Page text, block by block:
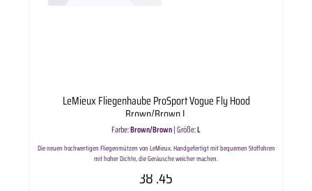
LeMieux Fliegenhaube ProSport Vogue Fly Hood
Brown/Brown L
Farbe:Brown/Brown|Größe:L
Die neuen hochwertigen Fliegenmützen von LeMieux. Handgefertigt mit bequemen Stoffohren
mit hoher Dichte, die Geräusche weicher machen.
38.45